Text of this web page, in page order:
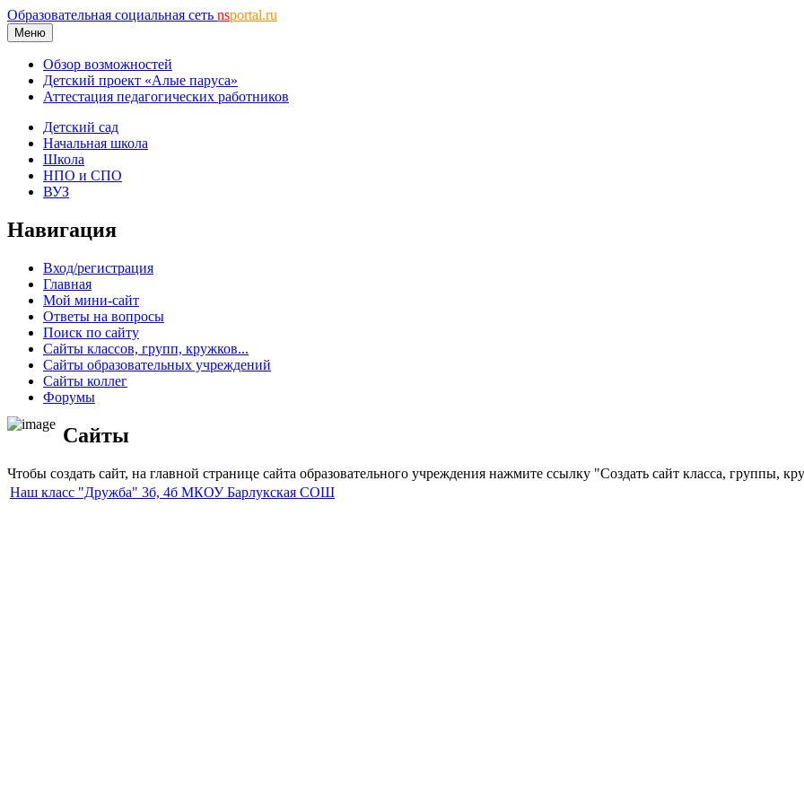
Образовательная социальная сеть nsportal.ru
Меню
Обзор возможностей
Детский проект «Алые паруса»
Аттестация педагогических работников
Детский сад
Начальная школа
Школа
НПО и СПО
ВУЗ
Навигация
Вход/регистрация
Главная
Мой мини-сайт
Ответы на вопросы
Поиск по сайту
Сайты классов, групп, кружков...
Сайты образовательных учреждений
Сайты коллег
Форумы
Сайты
Чтобы создать сайт, на главной странице сайта образовательного учреждения нажмите ссылку "Создать сайт класса, группы,
Наш класс "Дружба" 3б, 4б МКОУ Барлукская СОШ